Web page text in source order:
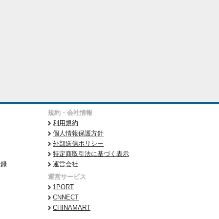
規約・会社情報
利用規約
個人情報保護方針
外部送信ポリシー
特定商取引法に基づく表示
運営会社
運営サービス
1PORT
CNNECT
CHINAMART